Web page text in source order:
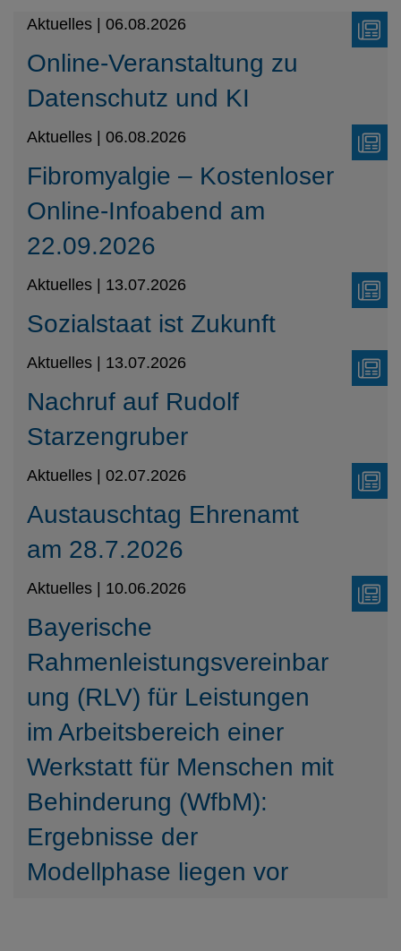
Online-Veranstaltung zu
Datenschutz und KI
Aktuelles | 06.08.2026
Fibromyalgie – Kostenloser
Online-Infoabend am
22.09.2026
Aktuelles | 06.08.2026
Sozialstaat ist Zukunft
Aktuelles | 13.07.2026
Nachruf auf Rudolf
Starzengruber
Aktuelles | 13.07.2026
Austauschtag Ehrenamt
am 28.7.2026
Aktuelles | 02.07.2026
Bayerische
Rahmenleistungsvereinbar
ung (RLV) für Leistungen
im Arbeitsbereich einer
Werkstatt für Menschen mit
Behinderung (WfbM):
Ergebnisse der
Modellphase liegen vor
Aktuelles | 10.06.2026